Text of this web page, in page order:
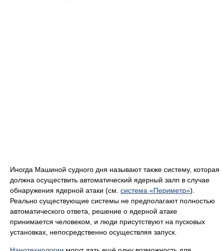
Иногда Машиной судного дня называют также систему, которая
должна осуществить автоматический ядерный залп в случае
обнаружения ядерной атаки (см. система «Периметр»).
Реально существующие системы не предполагают полностью
автоматического ответа, решение о ядерной атаке
принимается человеком, и люди присутствуют на пусковых
установках, непосредственно осуществляя запуск.